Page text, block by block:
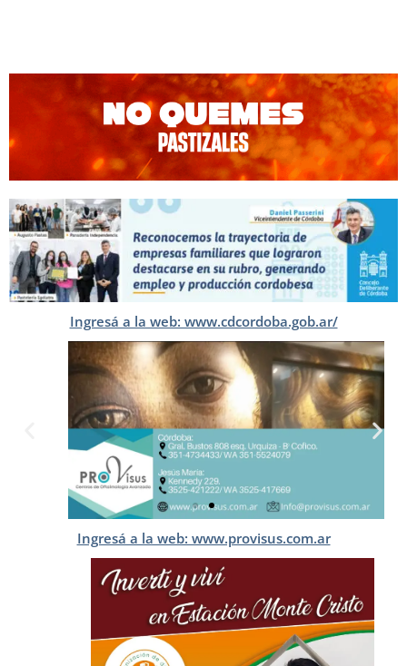
Ingresá a la web: www.cdcordoba.gob.ar/
Ingresá a la web: www.provisus.com.ar